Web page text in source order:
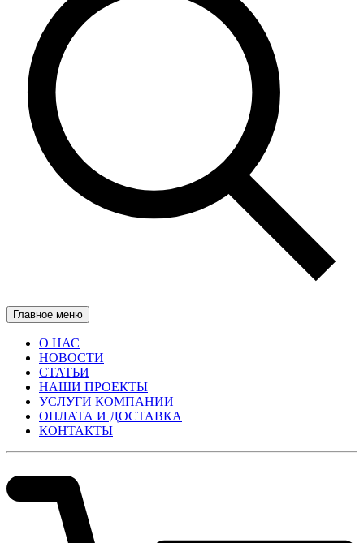
Главное меню
О НАС
НОВОСТИ
СТАТЬИ
НАШИ ПРОЕКТЫ
УСЛУГИ КОМПАНИИ
ОПЛАТА И ДОСТАВКА
КОНТАКТЫ